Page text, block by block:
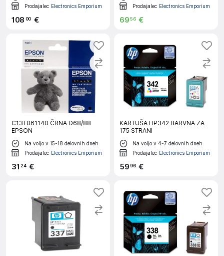
Prodajalec Electronics Emporium
108 00 €
Prodajalec Electronics Emporium
6956 €
C13T061140 ČRNA D68/88
EPSON
Na voljo v 15-18 delovnih dneh
Prodajalec Electronics Emporium
31 24 €
KARTUŠA HP342 BARVNA ZA
175 STRANI
Na voljo v 4-7 delovnih dneh
Prodajalec Electronics Emporium
5996 €